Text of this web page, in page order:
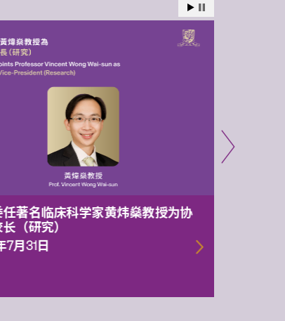
任著名临床科学家黄炜燊教授为协
（研究）
7月31日